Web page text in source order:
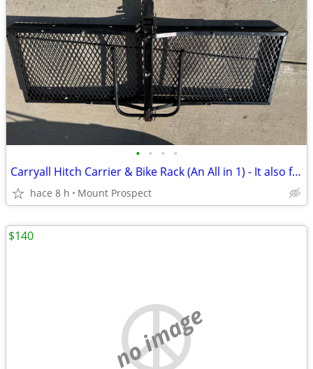
• • • •
Carryall Hitch Carrier & Bike Rack (An All in 1) - It also folds up
hace 8 h Mount Prospect
no image
$140